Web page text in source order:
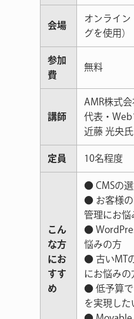
会場
オンライン
グを使用）
参加
費
無料
講師
AMR株式会
代表・
近藤 光央氏
定員 10名程度
こん
な方
にお
すす
め
● CMSの
● お客様の
管理にお悩
●
悩みの方
● 古いMT
にお悩みの
● 低予算で
を実現した